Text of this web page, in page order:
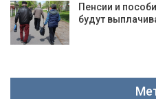
Пенсии и
будут